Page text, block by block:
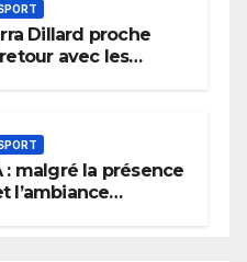
Dillard proche
avec les
: malgré la présence
l’ambiance